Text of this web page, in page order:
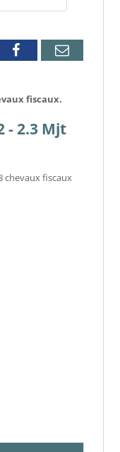
FacebookEmail
fiscaux.
- 2.3 Mjt
chevaux fiscaux